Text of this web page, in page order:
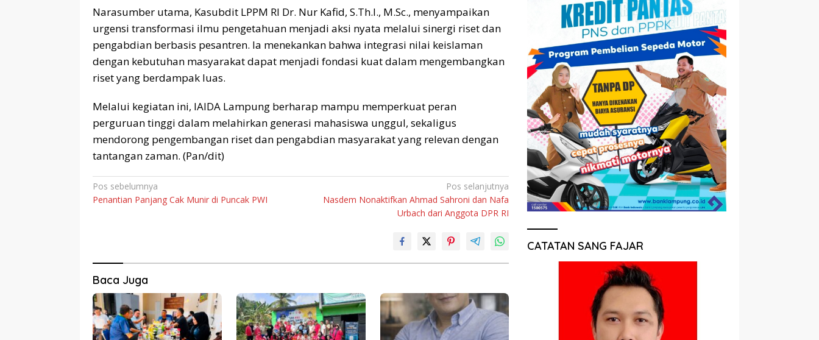
Narasumber utama, Kasubdit LPPM RI Dr. Nur Kafid, S.Th.I., M.Sc., menyampaikan
urgensi transformasi ilmu pengetahuan menjadi aksi nyata melalui sinergi riset dan
pengabdian berbasis pesantren. Ia menekankan bahwa integrasi nilai keislaman
dengan kebutuhan masyarakat dapat menjadi fondasi kuat dalam mengembangkan
riset yang berdampak luas.
Melalui kegiatan ini, IAIDA Lampung berharap mampu memperkuat peran
perguruan tinggi dalam melahirkan generasi mahasiswa unggul, sekaligus
mendorong pengembangan riset dan pengabdian masyarakat yang relevan dengan
tantangan zaman. (Pan/dit)
Navigasi
pos
Pos sebelumnya
Penantian Panjang Cak Munir di Puncak PWI
Pos selanjutnya
Nasdem Nonaktifkan Ahmad Sahroni dan Nafa
Urbach dari Anggota DPR RI
Baca Juga
CATATAN SANG FAJAR